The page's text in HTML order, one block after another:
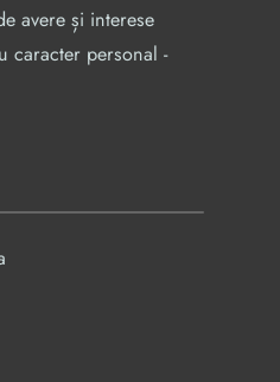
avere și interese
caracter personal -